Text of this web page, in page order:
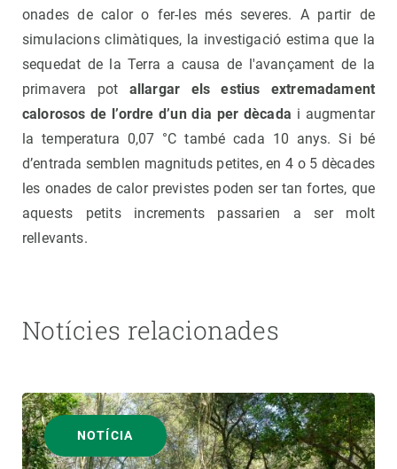
onades de calor o fer-les més severes. A partir de
simulacions climàtiques, la investigació estima que la
sequedat de la Terra a causa de l'avançament de la
primavera pot allargar els estius extremadament
calorosos de l’ordre d’un dia per dècada i augmentar
la temperatura 0,07 °C també cada 10 anys. Si bé
d’entrada semblen magnituds petites, en 4 o 5 dècades
les onades de calor previstes poden ser tan fortes, que
aquests petits increments passarien a ser molt
rellevants.
Notícies relacionades
NOTÍCIA